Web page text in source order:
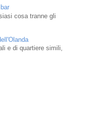
cosa tranne gli
e di quartiere simili,